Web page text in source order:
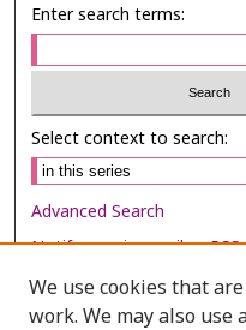
Enter search terms:
Select context to search:
Advanced Search
Notify me via email orRSS
Browse
We use cookies that
work. We may also use